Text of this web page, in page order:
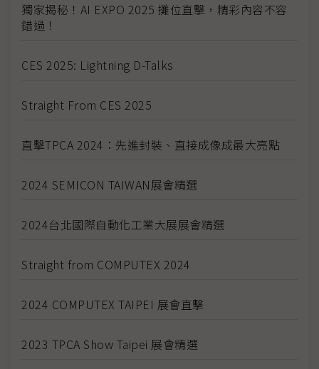
獨家揭秘！AI EXPO 2025 攤位直擊，精彩內容不容
錯過！
CES 2025: Lightning D-Talks
Straight From CES 2025
直擊TPCA 2024：先進封裝、直接成像成最大亮點
2024 SEMICON TAIWAN展會精選
2024台北國際自動化工業大展展會精選
Straight from COMPUTEX 2024
2024 COMPUTEX TAIPEI 展會直擊
2023 TPCA Show Taipei 展會精選